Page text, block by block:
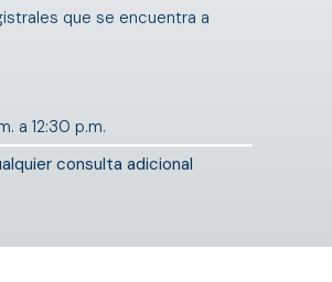
que se encuentra a
a 12:30 p.m.
consulta adicional